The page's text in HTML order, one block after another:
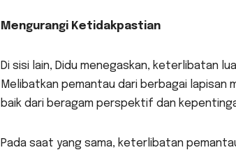
Mengurangi Ketidakpastian
Di sisi lain, Didu menegaskan, keterlibatan
Melibatkan pemantau dari berbagai lapisan
baik dari beragam perspektif dan
Pada saat yang sama, keterlibatan